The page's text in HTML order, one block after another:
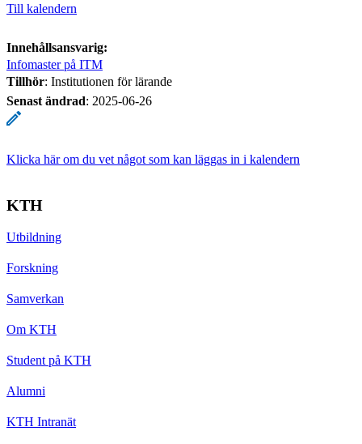
Till kalendern
Innehållsansvarig:
Infomaster på ITM
Tillhör: Institutionen för lärande
Senast ändrad: 2025-06-26
Klicka här om du vet något som kan läggas in i kalendern
KTH
Utbildning
Forskning
Samverkan
Om KTH
Student på KTH
Alumni
KTH Intranät